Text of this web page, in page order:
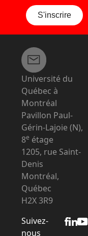
S'inscrire
Université du
Québec à
Montréal
Pavillon Paul-
Gérin-Lajoie (N),
8e étage
1205, rue Saint-
Denis
Montréal,
Québec
H2X 3R9
Suivez-
nous